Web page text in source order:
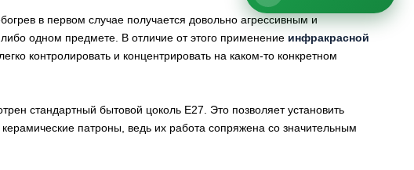
в первом случае получается довольно агрессивным и
одном предмете. В отличие от этого применение инфракрасной
контролировать и концентрировать на каком-то конкретном
стандартный бытовой цоколь Е27. Это позволяет установить
керамические патроны, ведь их работа сопряжена со значительным